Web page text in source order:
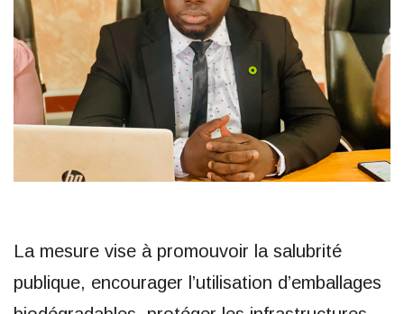
La mesure vise à promouvoir la salubrité
publique, encourager l’utilisation d’emballages